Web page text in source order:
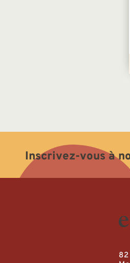
Inscrivez-vous à